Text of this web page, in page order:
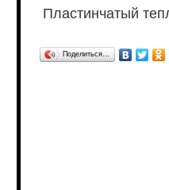
Пластинчатый
Поделиться…